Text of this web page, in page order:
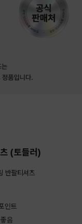
(토들러)
반팔티셔츠
인트
음